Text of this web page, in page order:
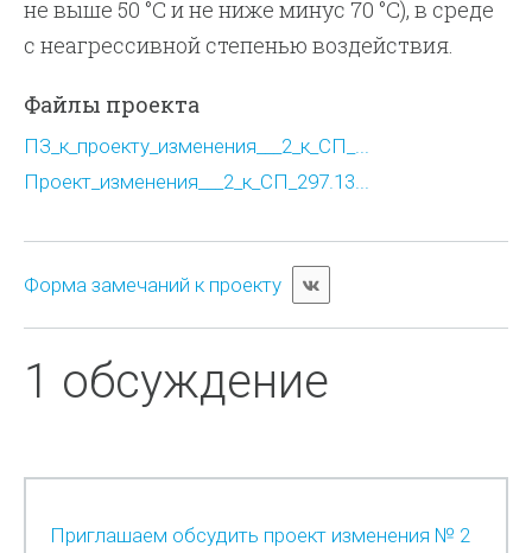
не выше 50 °С и не ниже минус 70 °С), в среде
с неагрессивной степенью воздействия.
Файлы проекта
ПЗ_к_проекту_изменения___2_к_СП_...
Проект_изменения___2_к_СП_297.13...
Форма замечаний к проекту
1 обсуждение
Приглашаем обсудить проект изменения № 2